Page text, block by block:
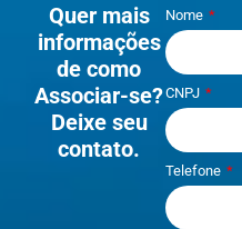
Quer mais
informações
de como
Associar-se?
Deixe seu
contato.
Nome
CNPJ
Telefone